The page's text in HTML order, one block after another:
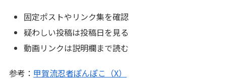
固定ポストやリンク集を確認
疑わしい投稿は投稿日を見る
動画リンクは説明欄まで読む
参考： 甲賀流忍者ぽんぽこ（X）